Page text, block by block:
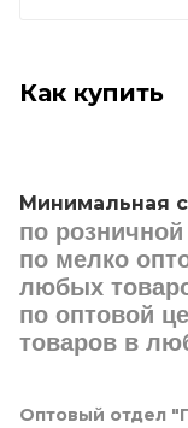
Как купить
Минимальная
по
по мелко
любых
по оптовой
товаров в
Оптовый отдел